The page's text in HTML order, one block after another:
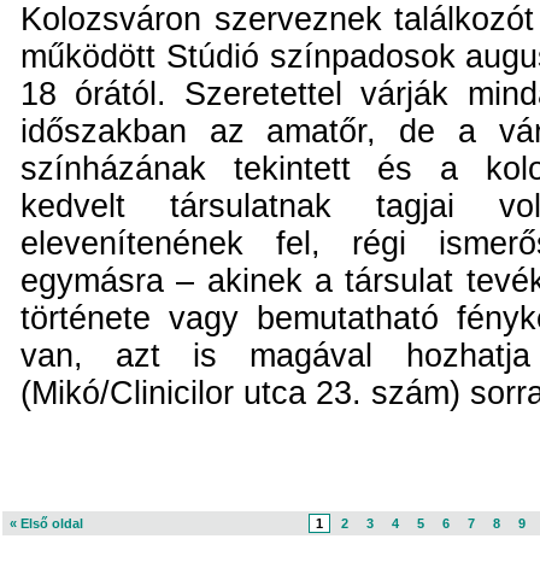
Kolozsváron szerveznek
működött Stúdió színpadosok
18 órától. Szeretettel várják
időszakban az amatőr, de a
színházának tekintett és a
kedvelt társulatnak tagjai
elevenítenének fel, régi
egymásra – akinek a társulat
története vagy bemutatható
van, azt is magával
(Mikó/Clinicilor utca 23. szám)
« Első oldal 1 2 3 4 5 6 7 8 9